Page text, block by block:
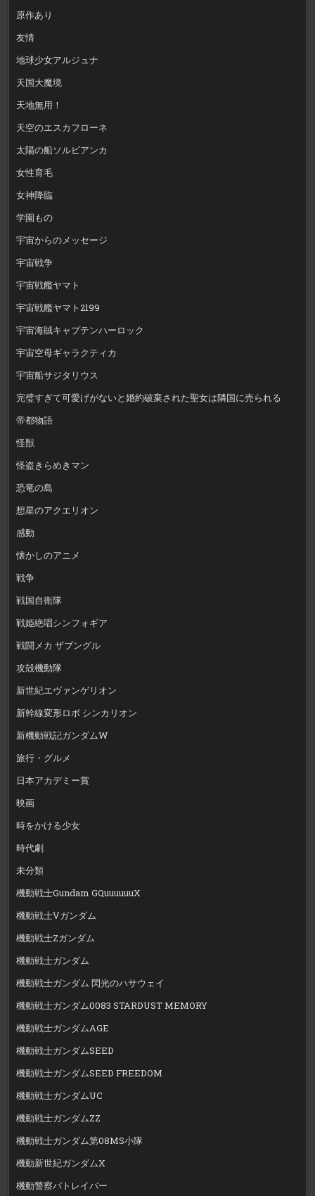
原作あり
友情
地球少女アルジュナ
天国大魔境
天地無用！
天空のエスカフローネ
太陽の船ソルビアンカ
女性育毛
女神降臨
学園もの
宇宙からのメッセージ
宇宙戦争
宇宙戦艦ヤマト
宇宙戦艦ヤマト2199
宇宙海賊キャプテンハーロック
宇宙空母ギャラクティカ
宇宙船サジタリウス
完璧すぎて可愛げがないと婚約破棄された聖女は隣国に売られる
帝都物語
怪獣
怪盗きらめきマン
恐竜の島
想星のアクエリオン
感動
懐かしのアニメ
戦争
戦国自衛隊
戦姫絶唱シンフォギア
戦闘メカ ザブングル
攻殻機動隊
新世紀エヴァンゲリオン
新幹線変形ロボ シンカリオン
新機動戦記ガンダムW
旅行・グルメ
日本アカデミー賞
映画
時をかける少女
時代劇
未分類
機動戦士Gundam GQuuuuuuX
機動戦士Vガンダム
機動戦士Zガンダム
機動戦士ガンダム
機動戦士ガンダム 閃光のハサウェイ
機動戦士ガンダム0083 STARDUST MEMORY
機動戦士ガンダムAGE
機動戦士ガンダムSEED
機動戦士ガンダムSEED FREEDOM
機動戦士ガンダムUC
機動戦士ガンダムZZ
機動戦士ガンダム第08MS小隊
機動新世紀ガンダムX
機動警察パトレイバー